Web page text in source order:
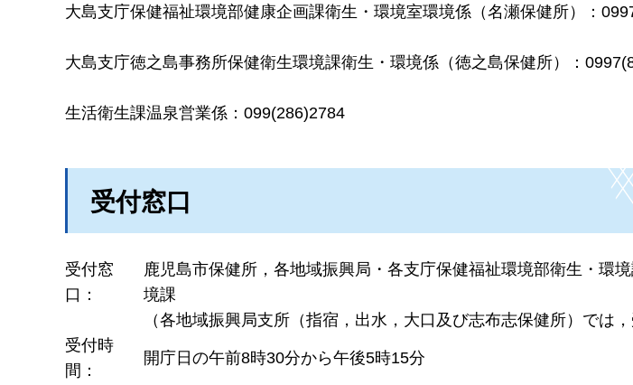
大島支庁保健福祉環境部健康企画課衛生・環境室環境係（名瀬保健所）：
大島支庁徳之島事務所保健衛生環境課衛生・環境係（徳之島保健所）：
生活衛生課温泉営業係：099(286)2784
受付窓口
受付窓
口：
鹿児島市保健所，各地域振興局・各支庁保健福祉環境部衛生・環
境課
（各地域振興局支所（指宿，出水，大口及び志布志保健所）では
受付時
間：
開庁日の午前8時30分から午後5時15分